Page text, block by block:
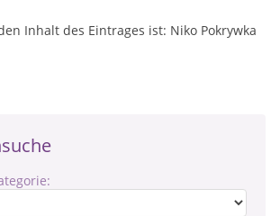
Inhalt des Eintrages ist: Niko Pokrywka